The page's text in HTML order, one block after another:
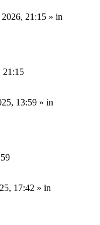
21:15 » in
21:15
13:59 » in
17:42 » in